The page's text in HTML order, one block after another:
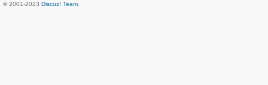
© 2001-2023 Discuz! Team